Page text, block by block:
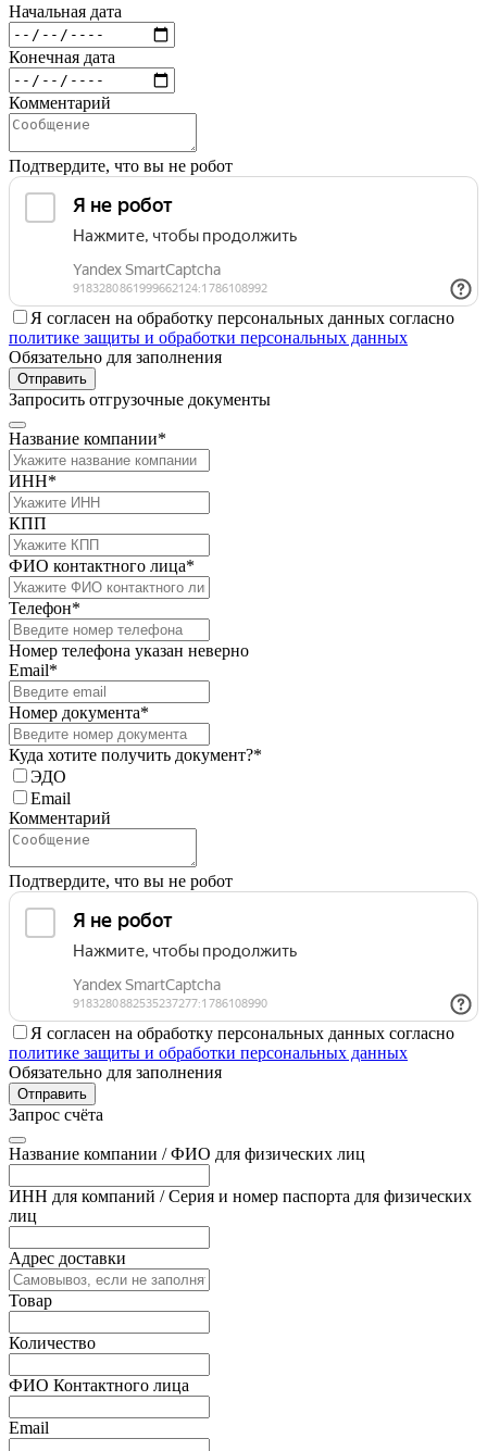
Начальная дата
Конечная дата
Комментарий
Подтвердите, что вы не робот
Я согласен на обработку персональных данных согласно
политике защиты и обработки персональных данных
Обязательно для заполнения
Отправить
Запросить отгрузочные документы
Название компании*
ИНН*
КПП
ФИО контактного лица*
Телефон*
Номер телефона указан неверно
Email*
Номер документа*
Куда хотите получить документ?*
ЭДО
Email
Комментарий
Подтвердите, что вы не робот
Я согласен на обработку персональных данных согласно
политике защиты и обработки персональных данных
Обязательно для заполнения
Отправить
Запрос счёта
Название компании / ФИО для физических лиц
ИНН для компаний / Серия и номер паспорта для физических
лиц
Адрес доставки
Товар
Количество
ФИО Контактного лица
Email